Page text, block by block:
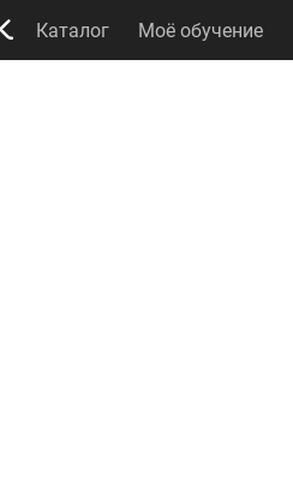
Каталог Моё обучение